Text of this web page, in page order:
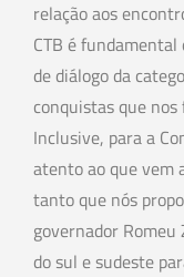
relação aos
CTB é
de diálogo da
conquistas que
Inclusive, para a
atento ao que vem
tanto que nós
governador
do sul e sudeste